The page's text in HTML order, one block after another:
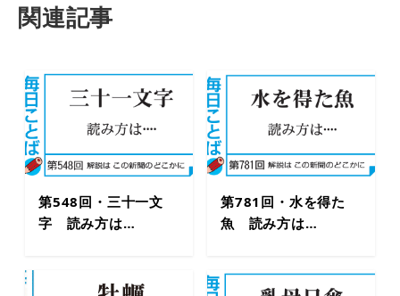
関連記事
第548回・三十一文
字 読み方は…
第781回・水を得た
魚 読み方は…